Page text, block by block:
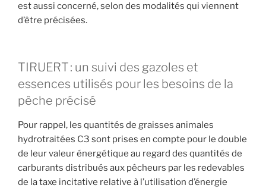
est aussi concerné, selon des modalités qui viennent
d’être précisées.
TIRUERT : un suivi des gazoles et
essences utilisés pour les besoins de la
pêche précisé
Pour rappel, les quantités de graisses animales
hydrotraitées C3 sont prises en compte pour le double
de leur valeur énergétique au regard des quantités de
carburants distribués aux pêcheurs par les redevables
de la taxe incitative relative à l’utilisation d’énergie